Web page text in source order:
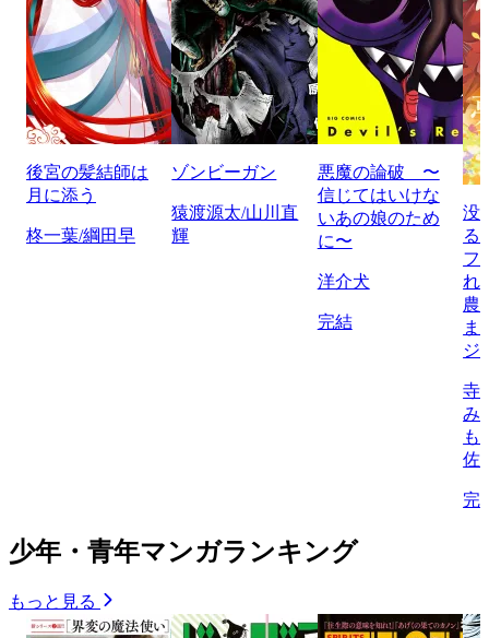
後宮の髪結師は
月に添う
柊一葉/綱田早
ゾンビーガン
猿渡源太/山川直
輝
悪魔の論破 〜
信じてはいけな
いあの娘のため
に〜
洋介犬
完結
没
る
フ
れ
農
ま
ジ
寺
み
も
佐
完
少年・青年マンガランキング
もっと見る